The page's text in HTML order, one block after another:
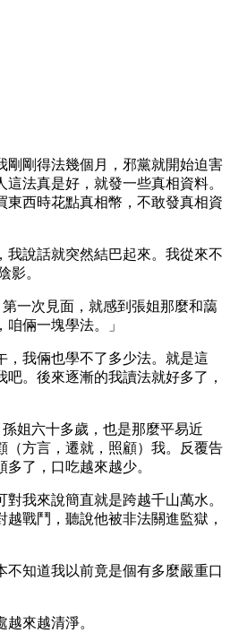
剛剛得法幾個月，邪黨就開始迫害
法真是好，就發一些真相資料。
東西時花點真相幣，不敢發真相資
說話就突然結巴起來。我從來不
影。
一次見面，就感到張姐那麼和藹
倆一塊學法。」
，我倆也學不了多少法。就是這
。後來逐漸的我讀法就好多了，
姐六十多歲，也是那麼平易近
（方言，遷就，照顧）我。反覆告
了，口吃越來越少。
我來說簡直就是跨越千山萬水。
戰鬥，聽說他被非法關進監獄，
知道我以前竟是個有多麼嚴重口
來越清淨。